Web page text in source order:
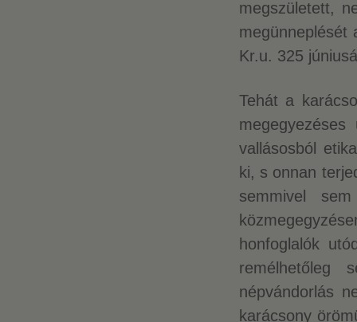
megszületett,
megünneplését
Kr.u. 325
Tehát a
vallásosból
ki, s onnan
semmivel
honfoglalók
remélhetőleg
népvándorlás
karácsony